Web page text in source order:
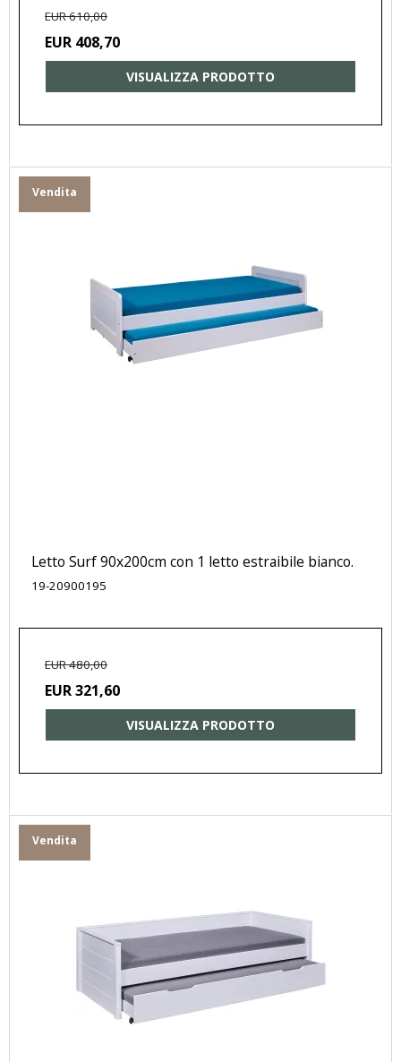
EUR 610,00
EUR 408,70
VISUALIZZA PRODOTTO
Vendita
Letto Surf 90x200cm con 1 letto estraibile bianco.
19-20900195
EUR 480,00
EUR 321,60
VISUALIZZA PRODOTTO
Vendita